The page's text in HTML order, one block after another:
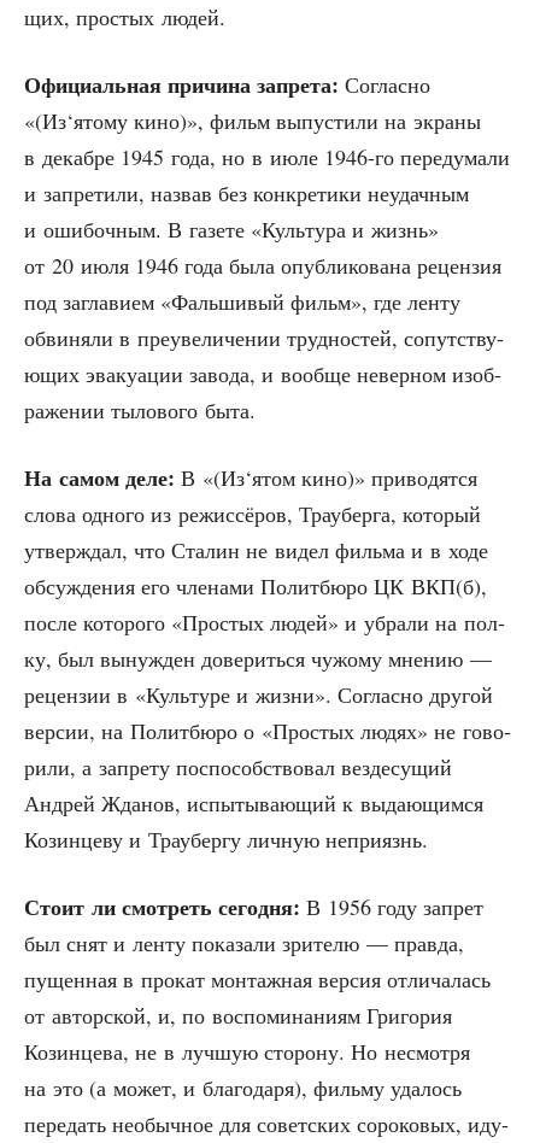
щих, про­стых людей.
Офи­ци­аль­ная при­чи­на запре­та: Соглас­но
«(Из‘ятому кино)», фильм выпу­сти­ли на экра­ны
в декаб­ре 1945 года, но в июле 1946-го пере­ду­ма­ли
и запре­ти­ли, назвав без кон­кре­ти­ки неудач­ным
и оши­боч­ным. В газе­те «Куль­ту­ра и жизнь»
от 20 июля 1946 года была опуб­ли­ко­ва­на рецен­зия
под загла­ви­ем «Фаль­ши­вый фильм», где лен­ту
обви­ня­ли в пре­уве­ли­че­нии труд­но­стей, сопут­ству­
ю­щих эва­ку­а­ции заво­да, и вооб­ще невер­ном изоб­
ра­же­нии тыло­во­го быта.
На самом деле: В «(Из‘ятом кино)» при­во­дят­ся
сло­ва одно­го из режис­сё­ров, Трау­бер­га, кото­рый
утвер­ждал, что Ста­лин не видел филь­ма и в ходе
обсуж­де­ния его чле­на­ми Полит­бю­ро ЦК ВКП(б),
после кото­ро­го «Про­стых людей» и убра­ли на пол­
ку, был вынуж­ден дове­рить­ся чужо­му мне­нию —
рецен­зии в «Куль­ту­ре и жиз­ни». Соглас­но дру­гой
вер­сии, на Полит­бю­ро о «Про­стых людях» не гово­
ри­ли, а запре­ту поспо­соб­ство­вал вез­де­су­щий
Андрей Жда­нов, испы­ты­ва­ю­щий к выда­ю­щим­ся
Козин­це­ву и Трау­бер­гу лич­ную неприязнь.
Сто­ит ли смот­реть сего­дня: В 1956 году запрет
был снят и лен­ту пока­за­ли зри­те­лю — прав­да,
пущен­ная в про­кат мон­таж­ная вер­сия отли­ча­лась
от автор­ской, и, по вос­по­ми­на­ни­ям Гри­го­рия
Козин­це­ва, не в луч­шую сто­ро­ну. Но несмот­ря
на это (а может, и бла­го­да­ря), филь­му уда­лось
пере­дать необыч­ное для совет­ских соро­ко­вых, иду­